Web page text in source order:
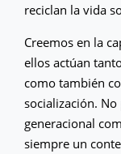
reciclan la vida
Creemos en la
ellos actúan
como también
socialización.
generacional
siempre un